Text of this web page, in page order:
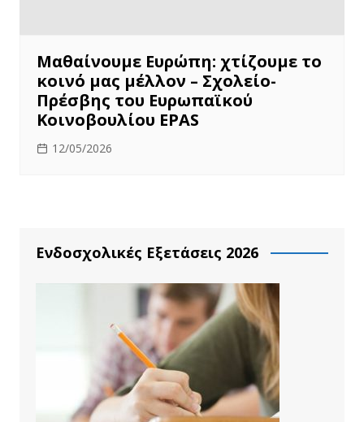
Μαθαίνουμε Ευρώπη: χτίζουμε το
κοινό μας μέλλον – Σχολείο-
Πρέσβης του Ευρωπαϊκού
Κοινοβουλίου EPAS
12/05/2026
Ενδοσχολικές Εξετάσεις 2026